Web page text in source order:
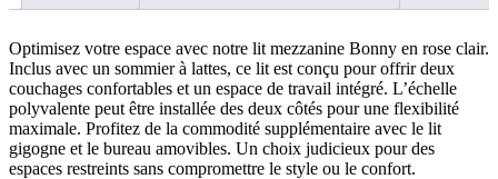
-
Optimisez votre espace avec notre lit mezzanine Bonny en rose clair.
Inclus avec un sommier à lattes, ce lit est conçu pour offrir deux
couchages confortables et un espace de travail intégré. L’échelle
polyvalente peut être installée des deux côtés pour une flexibilité
maximale. Profitez de la commodité supplémentaire avec le lit
gigogne et le bureau amovibles. Un choix judicieux pour des
espaces restreints sans compromettre le style ou le confort.